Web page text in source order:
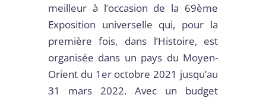
meilleur à l’occasion de la 69ème
Exposition universelle qui, pour la
première fois, dans l’Histoire, est
organisée dans un pays du Moyen-
Orient du 1er octobre 2021 jusqu’au
31 mars 2022. Avec un budget